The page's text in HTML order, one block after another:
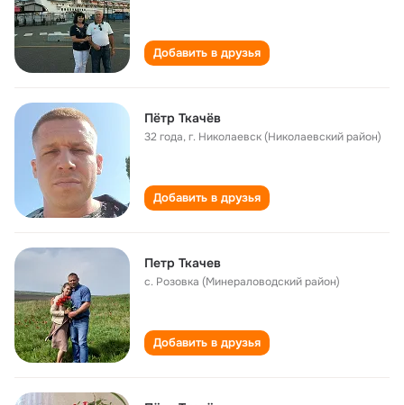
Добавить в друзья
Пётр Ткачёв
32 года,г. Николаевск (Николаевский район)
Добавить в друзья
Петр Ткачев
с. Розовка (Минераловодский район)
Добавить в друзья